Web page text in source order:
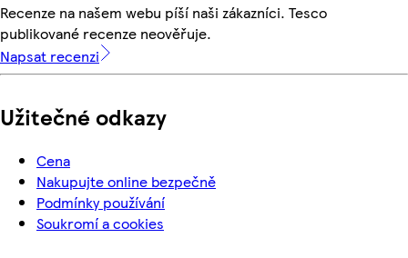
Recenze na našem webu píší naši zákazníci. Tesco
publikované recenze neověřuje.
Napsat recenzi
Užitečné odkazy
Cena
Nakupujte online bezpečně
Podmínky používání
Soukromí a cookies